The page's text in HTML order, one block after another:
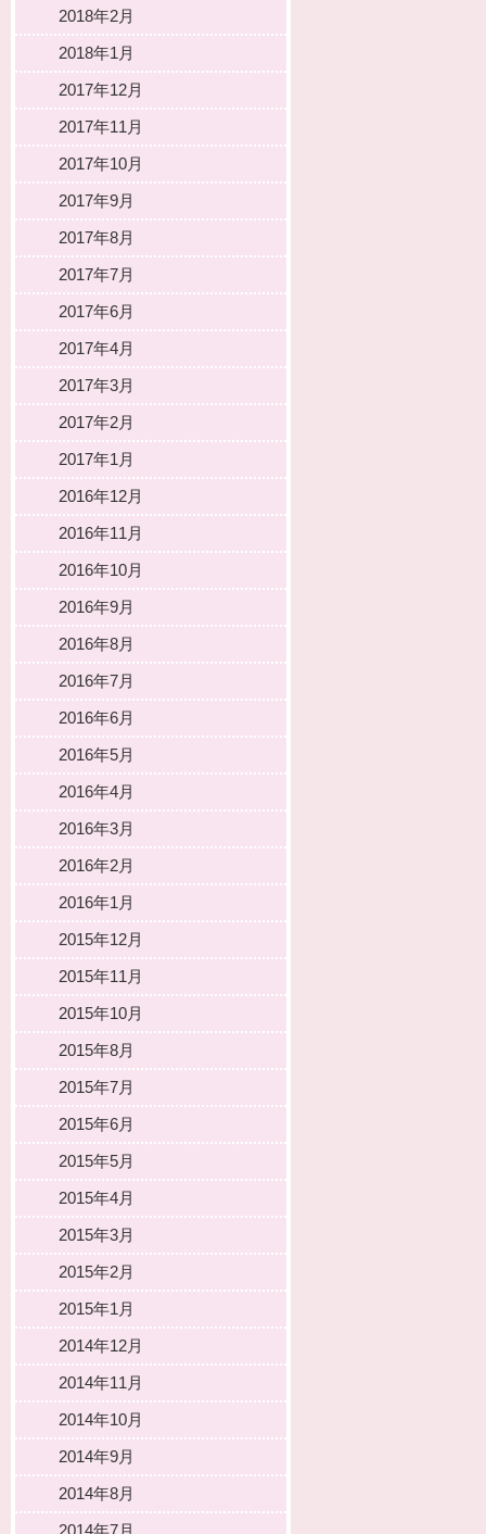
2018年2月
2018年1月
2017年12月
2017年11月
2017年10月
2017年9月
2017年8月
2017年7月
2017年6月
2017年4月
2017年3月
2017年2月
2017年1月
2016年12月
2016年11月
2016年10月
2016年9月
2016年8月
2016年7月
2016年6月
2016年5月
2016年4月
2016年3月
2016年2月
2016年1月
2015年12月
2015年11月
2015年10月
2015年8月
2015年7月
2015年6月
2015年5月
2015年4月
2015年3月
2015年2月
2015年1月
2014年12月
2014年11月
2014年10月
2014年9月
2014年8月
2014年7月